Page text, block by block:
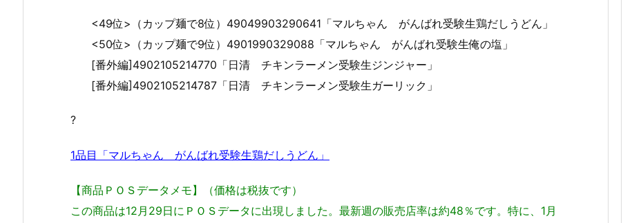
<49位>（カップ麺で8位）49049903290641「マルちゃん がんばれ受験生鶏だしうどん」
<50位>（カップ麺で9位）4901990329088「マルちゃん がんばれ受験生俺の塩」
[番外編]4902105214770「日清 チキンラーメン受験生ジンジャー」
[番外編]4902105214787「日清 チキンラーメン受験生ガーリック」
?
1品目「マルちゃん がんばれ受験生鶏だしうどん」
【商品ＰＯＳデータメモ】（価格は税抜です）
この商品は12月29日にＰＯＳデータに出現しました。最新週の販売店率は約48％です。特に、1月